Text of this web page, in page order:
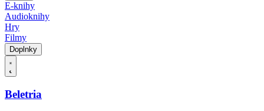
E-knihy
Audioknihy
Hry
Filmy
Doplnky
Beletria